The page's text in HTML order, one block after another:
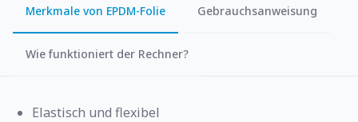
Merkmale von EPDM-Folie Gebrauchsanweisung
Wie funktioniert der Rechner?
Elastisch und flexibel